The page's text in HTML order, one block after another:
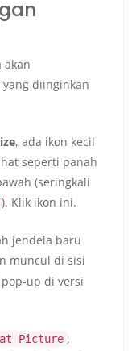
akan
diinginkan
, ada ikon kecil
seperti panah
(seringkali
). Klik ikon ini.
jendela baru
muncul di sisi
up di versi
Picture ,